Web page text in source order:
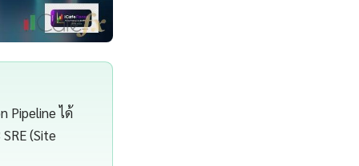
Pipeline ได้
(Site